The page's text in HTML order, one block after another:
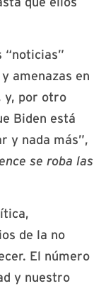
“noticias”
amenazas en
y, por otro
Biden está
y nada más”,
se roba las
de la no
El número
y nuestro